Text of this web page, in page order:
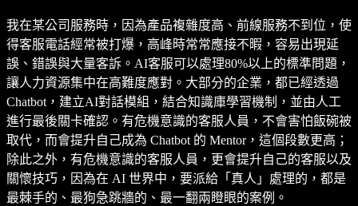
我在某公司服務時，因為產品複雜度高、前線服務不到位，使
得客服電話經常被打爆，高峰時常常應接不暇，容易出現延
誤、錯誤與大量客訴。AI客服可以處理80%以上的標準問題，
讓人力資源集中在高難度應對。大部分的企業，都已經透過
Chatbot，建立AI對話模組，結合知識庫學習機制，並由人工
進行最後關卡確認。有危機意識的客服人員，不會害怕飯碗被
取代，而會提升自己成為 Chatbot 的 Mentor，這個段數更高；
除此之外，有危機意識的客服人員，更會提升自己的客服以及
關懷技巧，因為在 AI 世界中，要派給「真人」處理的，都是
最棘手的、最狗急跳牆的、最一翻兩瞪眼的案例。